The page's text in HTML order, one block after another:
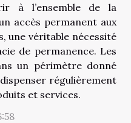
à l’ensemble de la
accès permanent aux
une véritable nécessité
de permanence. Les
un périmètre donné
régulièrement
et services.